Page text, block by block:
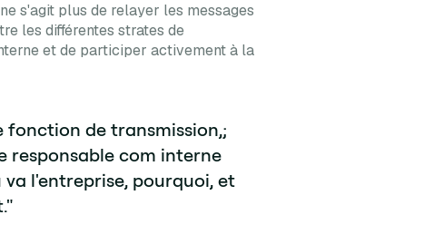
s'agit plus de relayer les messages
les différentes strates de
et de participer activement à la
fonction de transmission,;
responsable com interne
l'entreprise, pourquoi, et